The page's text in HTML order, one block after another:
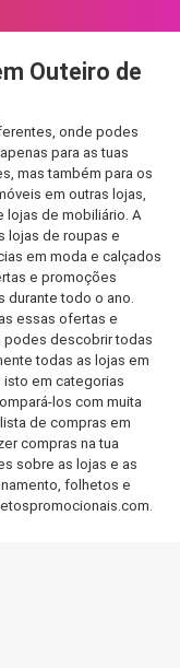
Outeiro de
onde podes
para as tuas
mas também para os
em outras lojas,
lojas de mobiliário. A
lojas de roupas e
em moda e calçados
e promoções
durante todo o ano.
essas ofertas e
descobrir todas
todas as lojas em
isto em categorias
los com muita
de compras em
compras na tua
sobre as lojas e as
folhetos e